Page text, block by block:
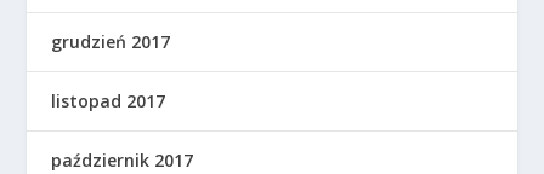
grudzień 2017
listopad 2017
październik 2017